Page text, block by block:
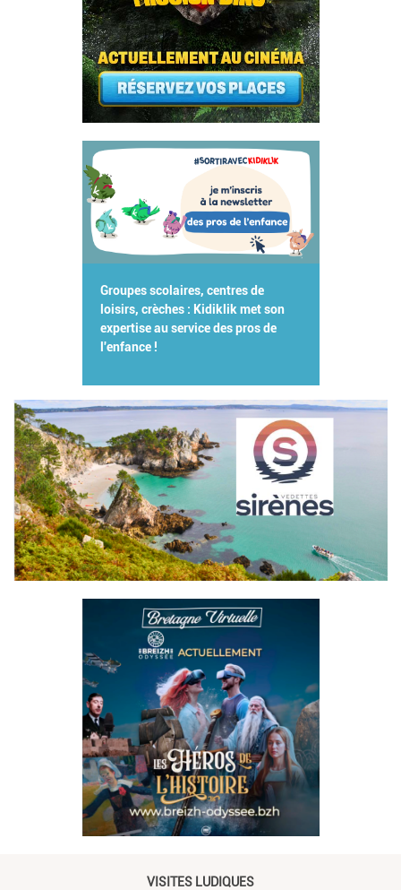
Groupes scolaires, centres de
loisirs, crèches : Kidiklik met son
expertise au service des pros de
l'enfance !
VISITES LUDIQUES